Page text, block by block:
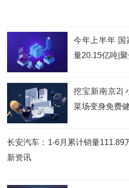
今年上半年 国
量20.15亿吨|聚
挖宝新南京2|
菜场变身免费
长安汽车：1-6月累计销量111.89
新资讯